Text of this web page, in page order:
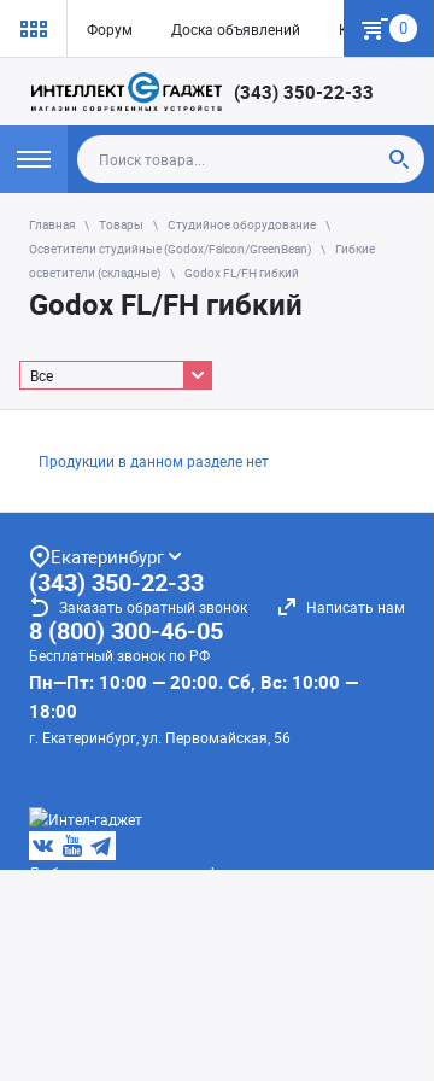
Форум Доска объявлений Как купить
0
(343) 350-22-33
Главная Товары
Студийное оборудование
Осветители студийные (Godox/Falcon/GreenBean)
Гибкие
осветители (складные)
Godox FL/FH гибкий
Godox FL/FH гибкий
Все
Продукции в данном разделе нет
Екатеринбург
(343) 350-22-33
Заказать обратный звонок Написать нам
8 (800) 300-46-05
Бесплатный звонок по РФ
Пн—Пт: 10:00 — 20:00. Сб, Вс: 10:00 —
18:00
г. Екатеринбург, ул. Первомайская, 56
Любое несоответствие информации о продукте на